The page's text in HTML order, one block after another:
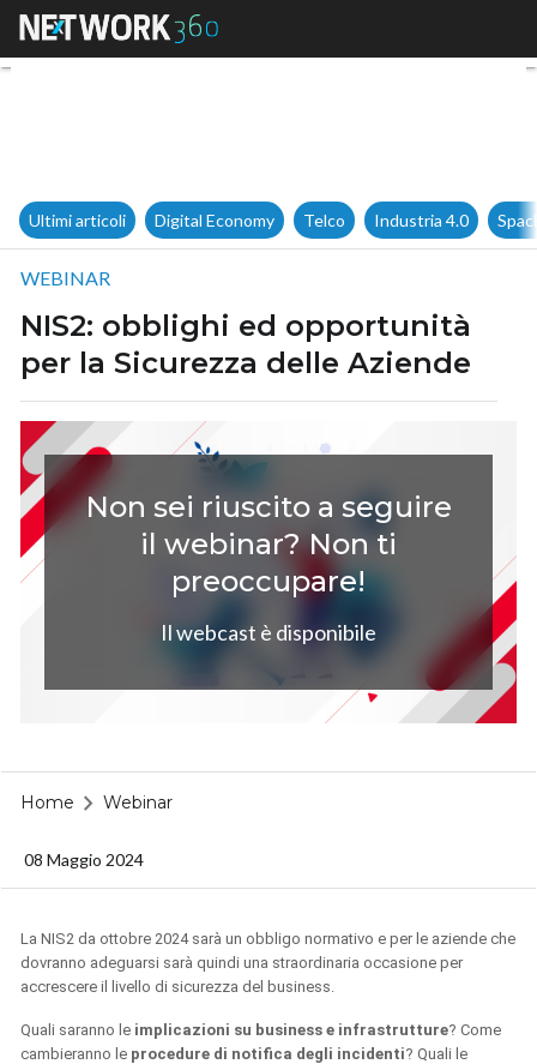
NIS2: obblighi ed
Ultimi articoli Digital Economy Telco Industria 4.0
WEBINAR
NIS2: obblighi ed opportunità
per la Sicurezza delle Aziende
Non sei riuscito a seguire
il webinar? Non ti
preoccupare!
Il webcast è disponibile
Home Webinar
08 Maggio 2024
La NIS2 da ottobre 2024 sarà un obbligo normativo e per le aziende che
dovranno adeguarsi sarà quindi una straordinaria occasione per
accrescere il livello di sicurezza del business.
Quali saranno le implicazioni su business e infrastrutture? Come
cambieranno le procedure di notifica degli incidenti? Quali le